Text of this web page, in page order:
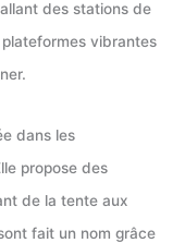
des stations de
plateformes vibrantes
dans les
propose des
de la tente aux
fait un nom grâce